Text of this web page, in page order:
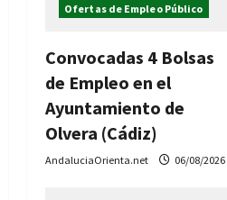
Ofertas de Empleo Público
Convocadas 4 Bolsas
de Empleo en el
Ayuntamiento de
Olvera (Cádiz)
AndaluciaOrienta.net 06/08/2026